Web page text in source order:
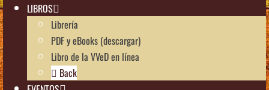
LIBROS
Librería
PDF y eBooks (descargar)
Libro de la VVeD en línea
Back